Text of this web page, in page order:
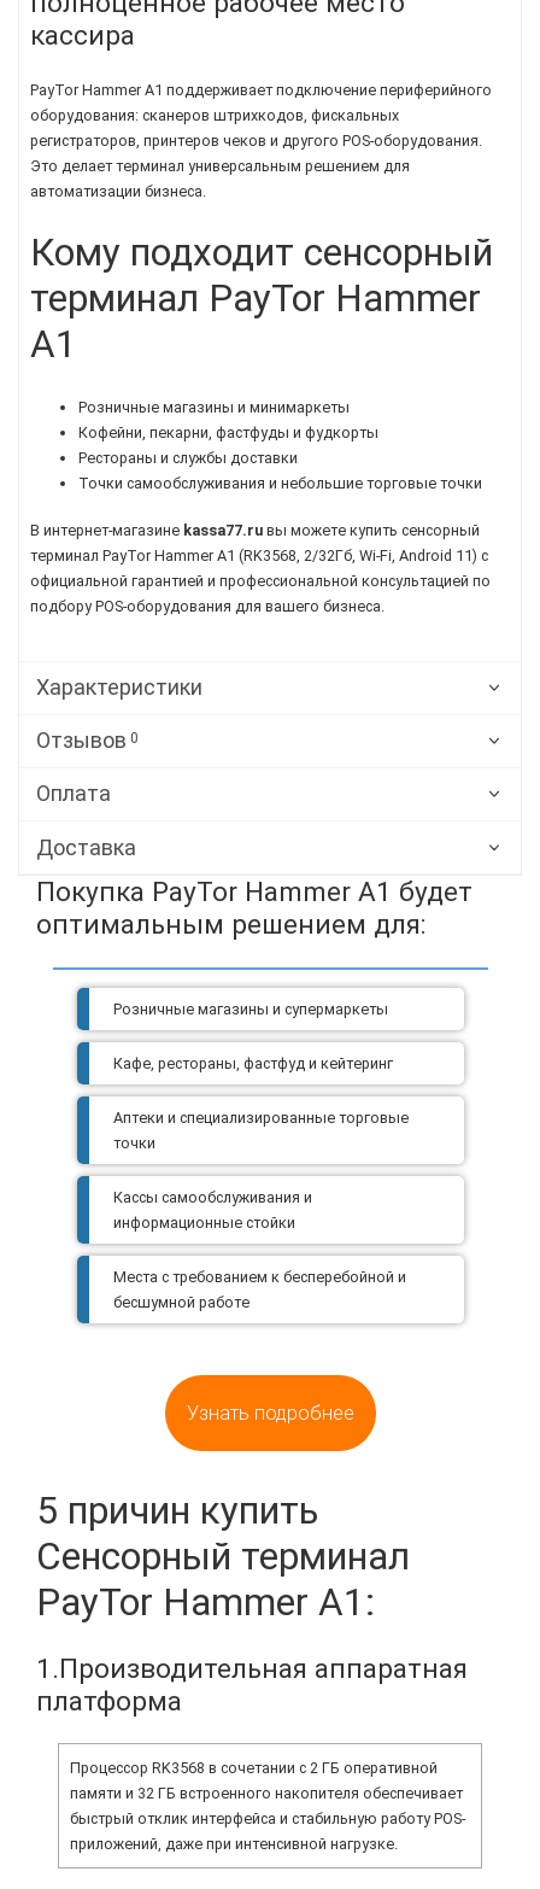
кассира
PayTor Hammer A1 поддерживает подключение периферийного
оборудования: сканеров штрихкодов, фискальных
регистраторов, принтеров чеков и другого POS-оборудования.
Это делает терминал универсальным решением для
автоматизации бизнеса.
Кому подходит сенсорный
терминал PayTor Hammer
A1
Розничные магазины и минимаркеты
Кофейни, пекарни, фастфуды и фудкорты
Рестораны и службы доставки
Точки самообслуживания и небольшие торговые точки
В интернет-магазине kassa77.ru вы можете купить сенсорный
терминал PayTor Hammer A1 (RK3568, 2/32Гб, Wi-Fi, Android 11) с
официальной гарантией и профессиональной консультацией по
подбору POS-оборудования для вашего бизнеса.
Характеристики
Отзывов 0
Оплата
Доставка
Покупка PayTor Hammer A1 будет
оптимальным решением для:
Розничные магазины и супермаркеты
Кафе, рестораны, фастфуд и кейтеринг
Аптеки и специализированные торговые
точки
Кассы самообслуживания и
информационные стойки
Места с требованием к бесперебойной и
бесшумной работе
Узнать подробнее
5 причин купить
Сенсорный терминал
PayTor Hammer A1:
1.Производительная аппаратная
платформа
Процессор RK3568 в сочетании с 2 ГБ оперативной
памяти и 32 ГБ встроенного накопителя обеспечивает
быстрый отклик интерфейса и стабильную работу POS-
приложений, даже при интенсивной нагрузке.